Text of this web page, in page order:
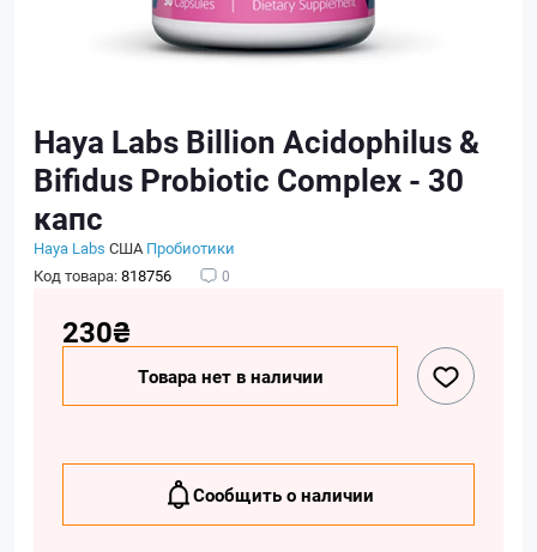
Haya Labs Billion Acidophilus &
Bifidus Probiotic Complex - 30
капс
Haya Labs США Пробиотики
Код товара:818756 0
230₴
Товара нет в наличии
Сообщить о наличии